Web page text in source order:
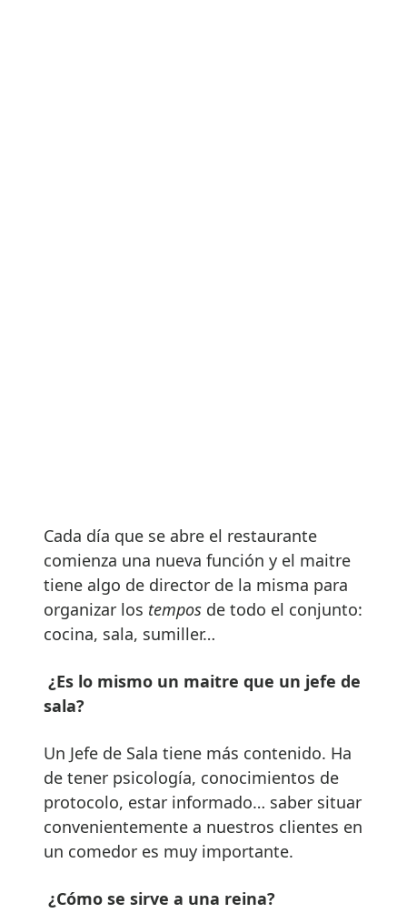
Cada día que se abre el restaurante
comienza una nueva función y el maitre
tiene algo de director de la misma para
organizar los tempos de todo el conjunto:
cocina, sala, sumiller…
¿Es lo mismo un maitre que un jefe de
sala?
Un Jefe de Sala tiene más contenido. Ha
de tener psicología, conocimientos de
protocolo, estar informado… saber situar
convenientemente a nuestros clientes en
un comedor es muy importante.
¿Cómo se sirve a una reina?